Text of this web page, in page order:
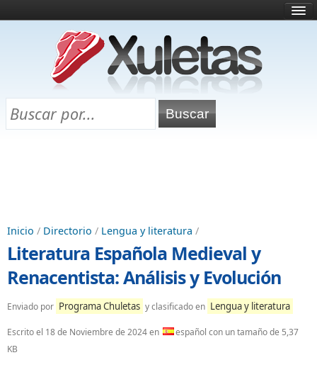
¿Qué es esto?
Directorio
Chuletas para exámenes
Inicio / Directorio / Lengua y literatura /
Literatura Española Medieval y
Renacentista: Análisis y Evolución
Enviado por Programa Chuletas y clasificado en Lengua y literatura
Escrito el 18 de Noviembre de 2024en
español con un tamaño de 5,37
KB